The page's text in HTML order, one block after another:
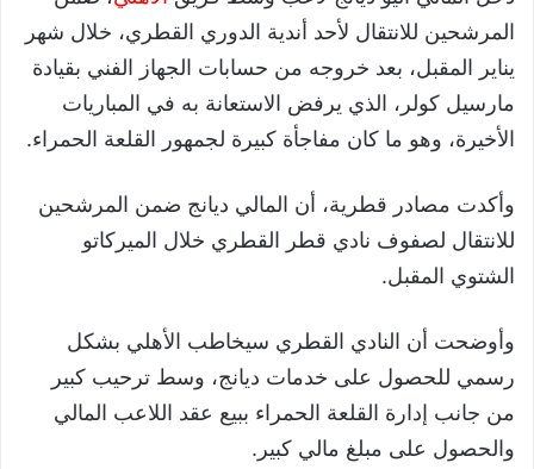
المرشحين للانتقال لأحد أندية الدوري القطري، خلال شهر
يناير المقبل، بعد خروجه من حسابات الجهاز الفني بقيادة
مارسيل كولر، الذي يرفض الاستعانة به في المباريات
الأخيرة، وهو ما كان مفاجأة كبيرة لجمهور القلعة الحمراء.
وأكدت مصادر قطرية، أن المالي ديانج ضمن المرشحين
للانتقال لصفوف نادي قطر القطري خلال الميركاتو
الشتوي المقبل.
وأوضحت أن النادي القطري سيخاطب الأهلي بشكل
رسمي للحصول على خدمات ديانج، وسط ترحيب كبير
من جانب إدارة القلعة الحمراء ببيع عقد اللاعب المالي
والحصول على مبلغ مالي كبير.